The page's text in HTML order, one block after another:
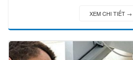
XEM CHI TIẾT →